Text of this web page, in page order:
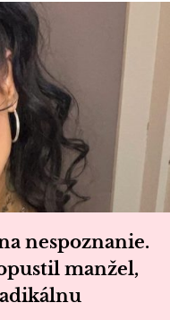
nespoznanie.
manžel,